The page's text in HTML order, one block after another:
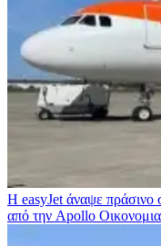
Η easyJet άναψε πράσινο
από την Apollo Οικονομια